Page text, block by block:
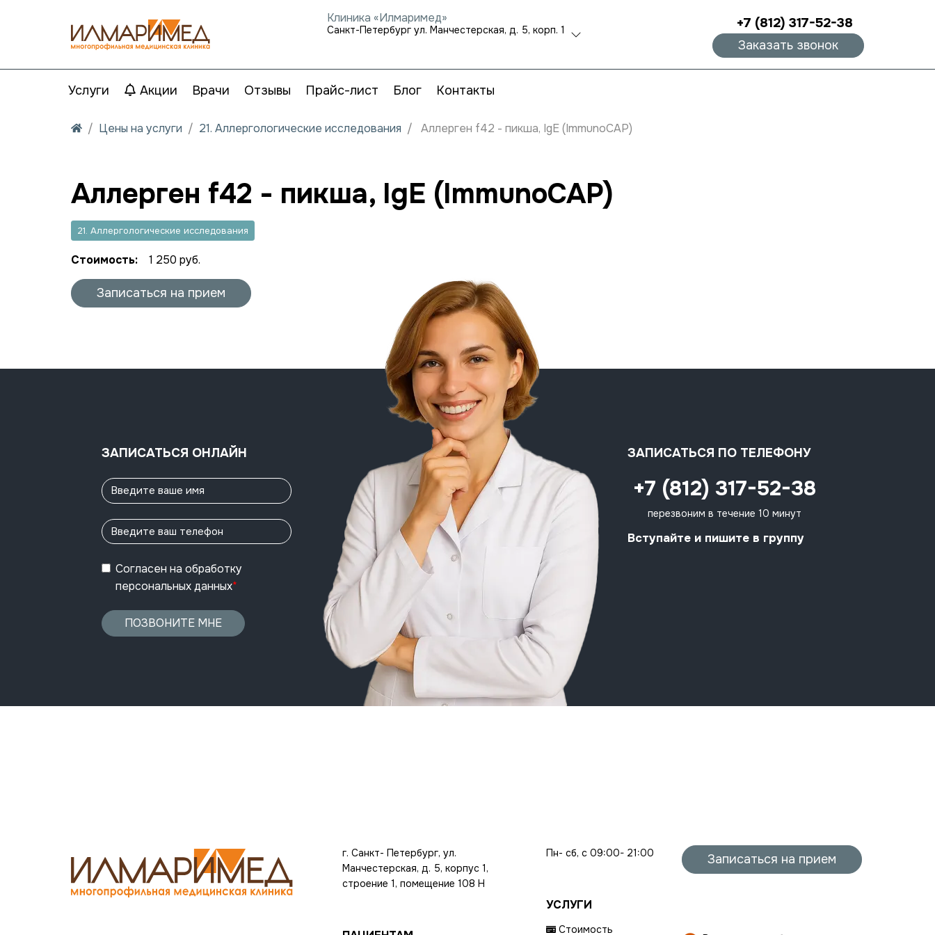
Клиника «Илмаримед»
Санкт-Петербург ул. Манчестерская, д. 5, корп. 1 +7 (812) 317-52-38
Заказать звонок
Услуги Акции Врачи Отзывы Прайс-лист Блог Контакты
Цены на услуги 21. Аллергологические исследования Аллерген f42 - пикша, IgE (ImmunoCAP)
Аллерген f42 - пикша, IgE (ImmunoCAP)
21. Аллергологические исследования
Стоимость: 1 250 руб.
Записаться на прием
ЗАПИСАТЬСЯ ОНЛАЙН
Согласен на обработку
персональных данных*
ПОЗВОНИТЕ МНЕ
ЗАПИСАТЬСЯ ПО ТЕЛЕФОНУ
+7 (812) 317-52-38
перезвоним в течение 10 минут
Вступайте и пишите в группу
г. Санкт- Петербург, ул.
Манчестерская, д. 5, корпус 1,
строение 1, помещение 108 Н
Пн- сб, с 09:00- 21:00
УСЛУГИ
Стоимость
Записаться на прием